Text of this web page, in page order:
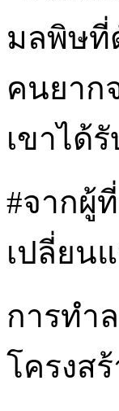
มลพิษที่
คนยาก
เขาได้
#จากผู้
เปลี่ยนแ
การทำ
โครงส